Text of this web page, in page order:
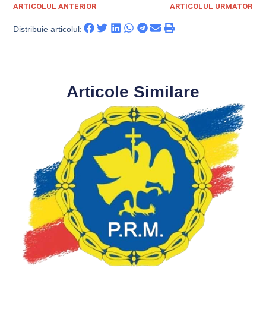
ARTICOLUL ANTERIOR ARTICOLUL URMATOR
Distribuie articolul:
Articole Similare